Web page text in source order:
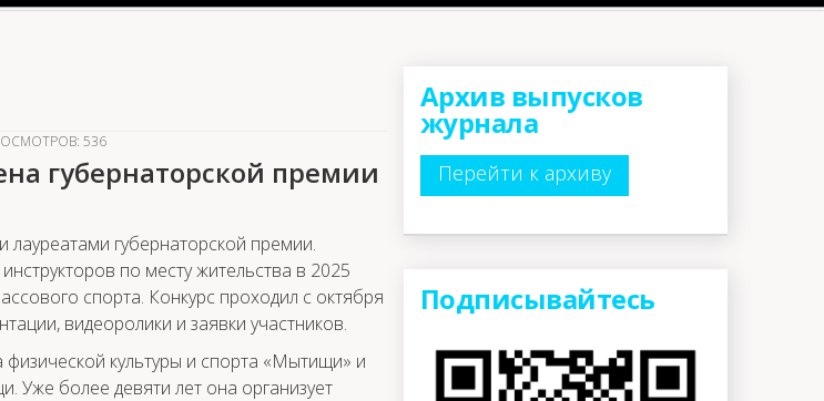
536
губернаторской премии
лауреатами губернаторской премии.
по месту жительства в 2025
спорта. Конкурс проходил с октября
видеоролики и заявки участников.
культуры и спорта «Мытищи» и
Уже более девяти лет она организует
Архив выпусков
журнала
Перейти к архиву
Подписывайтесь